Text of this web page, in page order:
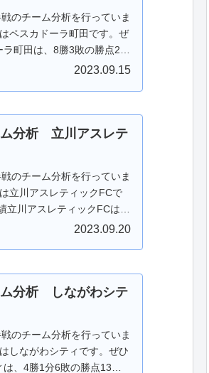
のチーム分析を行っていま
ペスカドーラ町田です。ぜ
町田は、8勝3敗の勝点24
2023.09.15
分析 立川アスレテ
のチーム分析を行っていま
立川アスレティックFCで
川アスレティックFCは、
2023.09.20
分析 しながわシテ
のチーム分析を行っていま
しながわシティです。ぜひ
、4勝1分6敗の勝点13の